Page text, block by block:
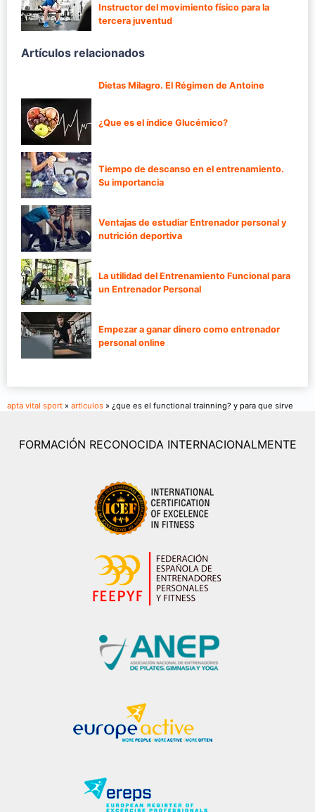
Instructor del movimiento físico para la
tercera juventud
Artículos relacionados
Dietas Milagro. El Régimen de Antoine
¿Que es el índice Glucémico?
Tiempo de descanso en el entrenamiento.
Su importancia
Ventajas de estudiar Entrenador personal y
nutrición deportiva
La utilidad del Entrenamiento Funcional para
un Entrenador Personal
Empezar a ganar dinero como entrenador
personal online
apta vital sport » articulos » ¿que es el functional trainning? y para que sirve
FORMACIÓN RECONOCIDA INTERNACIONALMENTE